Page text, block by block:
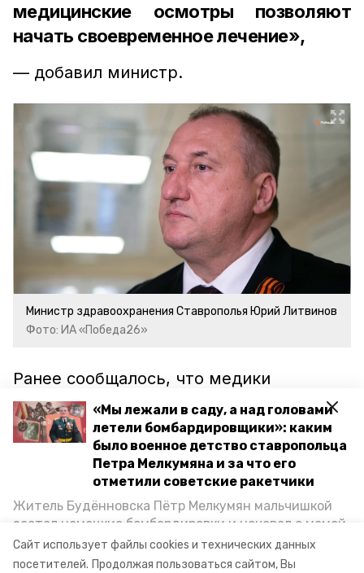
Сайт использует файлы cookies и технических данных
посетителей. Продолжая пользоваться сайтом, Вы
«Мы лежали в саду, а над головами
летели бомбардировщики»: каким
было военное детство ставропольца
Петра Мелкумяна и за что его
отметили советские ракетчики
Житель Будённовска Пётр Мелкумян мальчишкой
застал немецкие бомбардировки и ночевал с мамой
под открытым небом, когда гитлеровцы заняли их
дом. Чем запомнились эти дни, как выживали после
медицинские осмотры позволяют
начать своевременное лечение»,
— добавил министр.
Министр здравоохранения Ставрополья Юрий Литвинов
Фото: ИА «Победа26»
Ранее сообщалось, что медики
мобильной бригады
станицу
Каменнобродскую. Они осмотрели 50
пациентов.
минздрав ск